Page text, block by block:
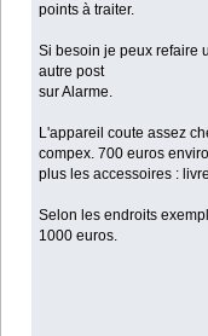
points à traiter.
Si besoin je peux refaire
autre post
sur Alarme.
L'appareil coute assez
compex. 700 euros
plus les accessoires :
Selon les endroits
1000 euros.